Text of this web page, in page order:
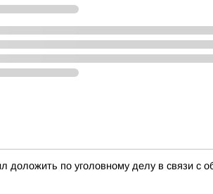
доложить по уголовному делу в связи с